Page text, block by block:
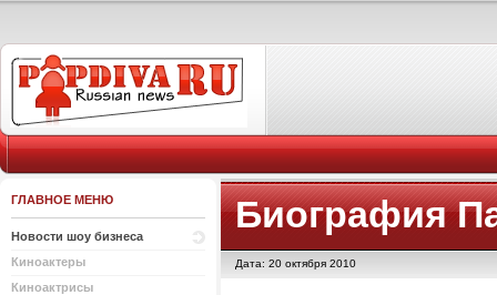
ГЛАВНОЕ МЕНЮ
Новости шоу бизнеса
Киноактеры
Киноактрисы
Биография
Дата: 20 октября 2010